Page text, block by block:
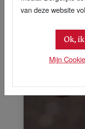
van deze website
Ok, ik
Mijn